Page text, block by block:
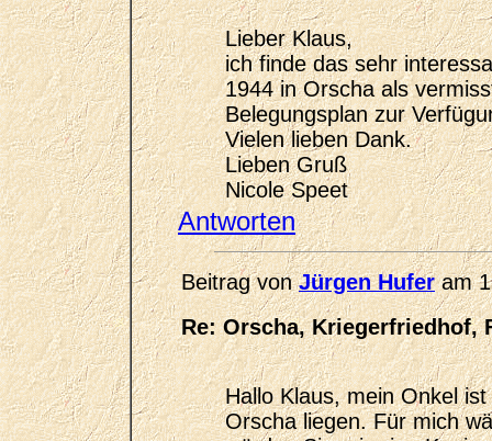
Lieber Klaus,
ich finde das sehr
1944 in Orscha als
Belegungsplan zur
Vielen lieben Dank.
Lieben Gruß
Nicole Speet
Antworten
Beitrag vonJürgen Huferam
Re: Orscha, Kriegerfriedhof,
Hallo Klaus, mein Onkel
Orscha liegen. Für mich